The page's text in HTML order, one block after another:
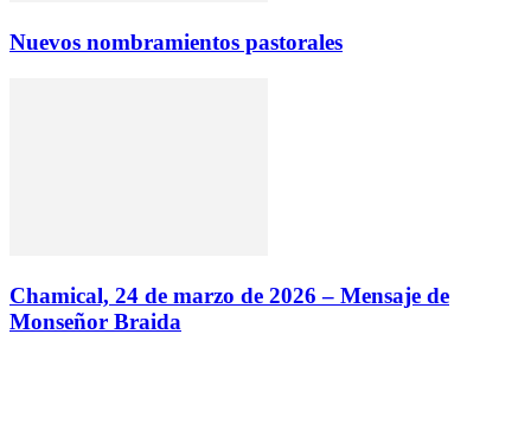
Nuevos nombramientos pastorales
Chamical, 24 de marzo de 2026 – Mensaje de
Monseñor Braida